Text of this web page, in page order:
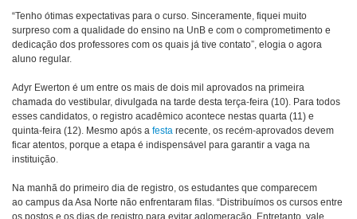
“Tenho ótimas expectativas para o curso. Sinceramente, fiquei muito
surpreso com a qualidade do ensino na UnB e com o comprometimento e
dedicação dos professores com os quais já tive contato”, elogia o agora
aluno regular.
Adyr Ewerton é um entre os mais de dois mil aprovados na primeira
chamada do vestibular, divulgada na tarde desta terça-feira (10). Para todos
esses candidatos, o registro acadêmico acontece nestas quarta (11) e
quinta-feira (12). Mesmo após a festa recente, os recém-aprovados devem
ficar atentos, porque a etapa é indispensável para garantir a vaga na
instituição.
Na manhã do primeiro dia de registro, os estudantes que comparecem
ao campus da Asa Norte não enfrentaram filas. “Distribuímos os cursos entre